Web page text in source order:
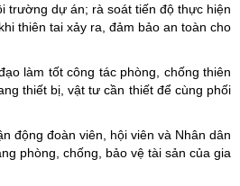
trường dự án; rà soát tiến độ thực hiện
thiên tai xảy ra, đảm bảo an toàn cho
làm tốt công tác phòng, chống thiên
thiết bị, vật tư cần thiết để cùng phối
động đoàn viên, hội viên và Nhân dân
phòng, chống, bảo vệ tài sản của gia